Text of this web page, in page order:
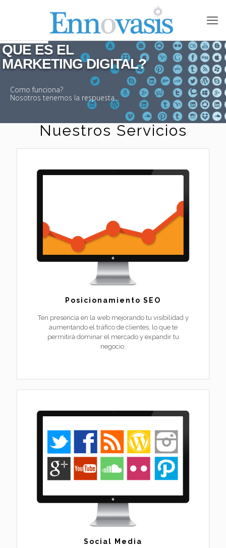
QUE ES EL
MARKETING DIGITAL?
Como funciona?
Nosotros tenemos la respuesta...
Nuestros Servicios
Posicionamiento SEO
Ten presencia en la web mejorando tu visibilidad y
aumentando el tráfico de clientes, lo que te
permitirá dominar el mercado y expandir tu
negocio.
Social Media